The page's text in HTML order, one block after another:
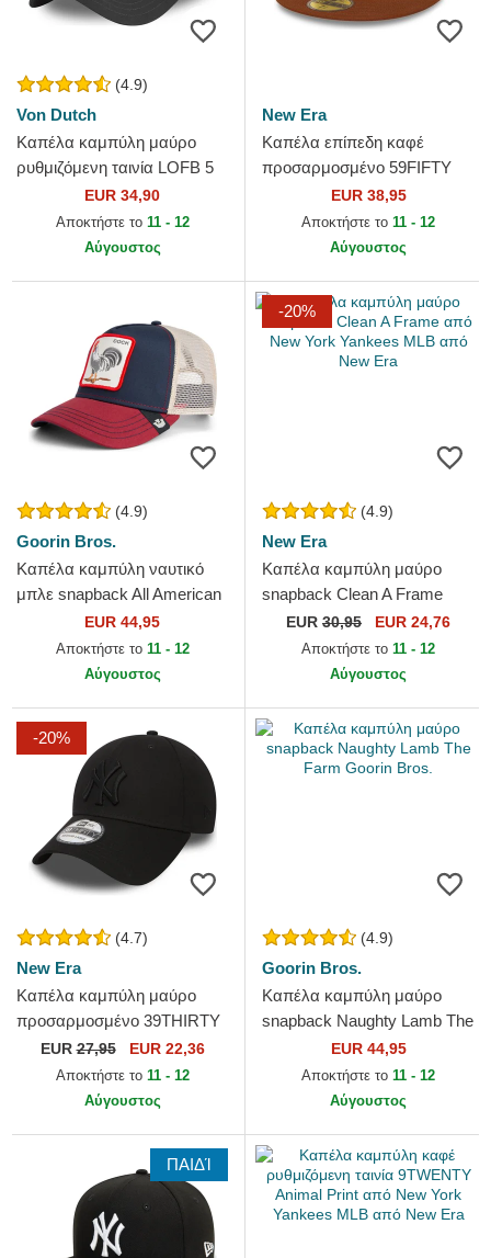
(4.9)
Von Dutch
Καπέλα καμπύλη μαύρο
ρυθμιζόμενη ταινία LOFB 5
από Von DutchEUR 34,90
Αποκτήστε το 11 - 12
Αύγουστος
New Era
Καπέλα επίπεδη καφέ
προσαρμοσμένο 59FIFTY
League Essential από New
York Yankees MLB από New
EUR 38,95
Αποκτήστε το 11 - 12
Αύγουστος
(4.9)
Goorin Bros.
Καπέλα καμπύλη ναυτικό
μπλε snapback All American
Rooster The Farm Goorin
EUR 44,95
Αποκτήστε το 11 - 12
Αύγουστος
-20%
(4.9)
New Era
Καπέλα καμπύλη μαύρο
snapback Clean A Frame
από New York Yankees MLB
από New Era
EUR 30,95 EUR 24,76
Αποκτήστε το 11 - 12
Αύγουστος
-20%
(4.7)
New Era
Καπέλα καμπύλη μαύρο
προσαρμοσμένο 39THIRTY
Classic από New York
Yankees MLB από New Era
EUR27,95 EUR 22,36
Αποκτήστε το 11 - 12
Αύγουστος
(4.9)
Goorin Bros.
Καπέλα καμπύλη μαύρο
snapback Naughty Lamb The
Farm Goorin Bros.
EUR 44,95
Αποκτήστε το 11 - 12
Αύγουστος
ΠΑΙΔΊ